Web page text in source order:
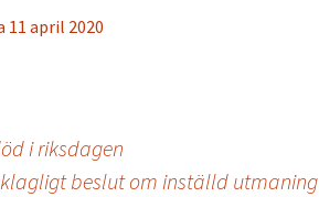
11 april 2020
i riksdagen
beslut om inställd utmaning